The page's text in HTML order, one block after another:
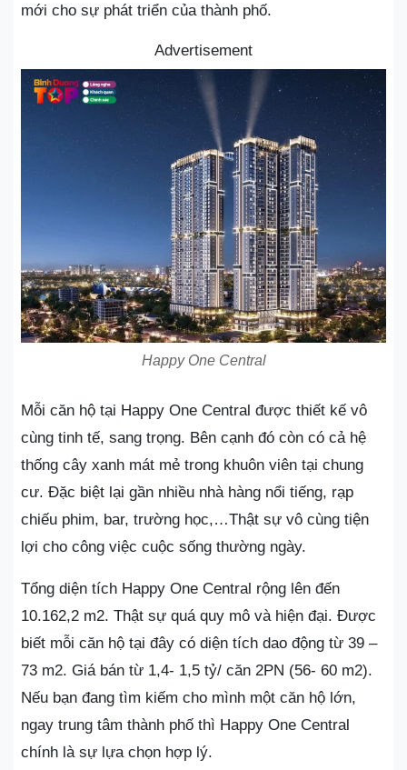
mới cho sự phát triển của thành phố.
Advertisement
Happy One Central
Mỗi căn hộ tại Happy One Central được thiết kế vô
cùng tinh tế, sang trọng. Bên cạnh đó còn có cả hệ
thống cây xanh mát mẻ trong khuôn viên tại chung
cư. Đặc biệt lại gần nhiều nhà hàng nổi tiếng, rạp
chiếu phim, bar, trường học,…Thật sự vô cùng tiện
lợi cho công việc cuộc sống thường ngày.
Tổng diện tích Happy One Central rộng lên đến
10.162,2 m2. Thật sự quá quy mô và hiện đại. Được
biết mỗi căn hộ tại đây có diện tích dao động từ 39 –
73 m2. Giá bán từ 1,4- 1,5 tỷ/ căn 2PN (56- 60 m2).
Nếu bạn đang tìm kiếm cho mình một căn hộ lớn,
ngay trung tâm thành phố thì Happy One Central
chính là sự lựa chọn hợp lý.